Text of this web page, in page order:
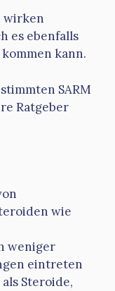
wirken
es ebenfalls
kann.
SARM
Ratgeber
wie
weniger
eintreten
Steroide,